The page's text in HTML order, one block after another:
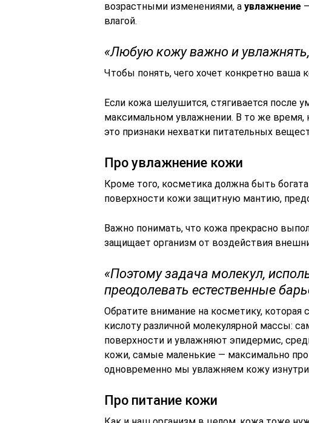
возрастными изменениями, а увлажнение
влагой.
«Любую кожу важно и увлажнять,
Чтобы понять, чего хочет конкретно ваша
Если кожа шелушится, стягивается после
максимальном увлажнении. В то же
это признаки нехватки питательных
Про увлажнение кожи
Кроме того, косметика должна быть
поверхности кожи защитную мантию,
Важно понимать, что кожа прекрасно
защищает организм от воздействия
«Поэтому задача молекул,
преодолевать естественные
Обратите внимание на косметику,
кислоту различной молекулярной массы:
поверхности и увлажняют эпидермис,
кожи, самые маленькие — максимально
одновременно мы увлажняем кожу
Про питание кожи